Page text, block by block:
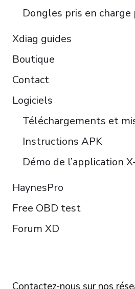
Dongles pris en charge
Xdiag guides
Boutique
Contact
Logiciels
Téléchargements et
Instructions APK
Démo de l’application
HaynesPro
Free OBD test
Forum XD
Contactez-nous sur nos